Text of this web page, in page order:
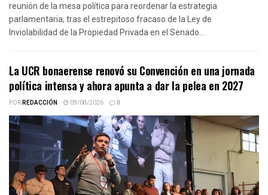
reunión de la mesa política para reordenar la estrategia
parlamentaria, tras el estrepitoso fracaso de la Ley de
Inviolabilidad de la Propiedad Privada en el Senado...
La UCR bonaerense renovó su Convención en una jornada
política intensa y ahora apunta a dar la pelea en 2027
PORREDACCIÓN 09/08/2026 0